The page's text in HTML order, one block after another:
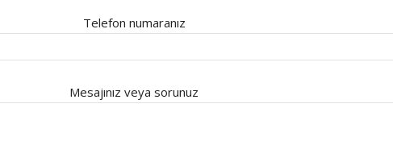
Telefon numaranız
Mesajınız veya sorunuz